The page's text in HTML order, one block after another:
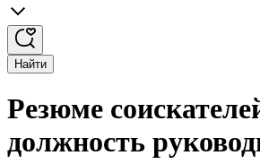
Найти
Резюме
должность